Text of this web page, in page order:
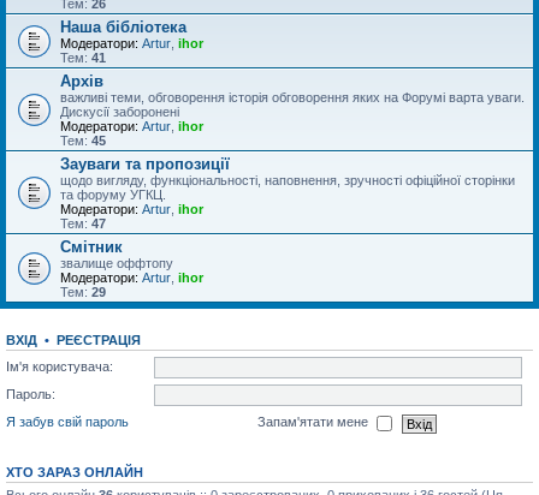
Тем: 26
Наша бібліотека
Модератори: Artur ihor
Тем: 41
Архів
важливі теми, обговорення історія обговорення яких на Форумі варта уваги.
Дискусії заборонені
Модератори: Artur ihor
Тем: 45
Зауваги та пропозиції
щодо вигляду, функціональності, наповнення, зручності офіційної сторінки
та форуму УГКЦ.
Модератори: Artur ihor
Тем: 47
Смітник
звалище оффтопу
Модератори: Artur ihor
Тем: 29
ВХІД • РЕЄСТРАЦІЯ
Ім'я користувача:
Пароль:
Я забув свій пароль
Запам'ятати мене
ХТО ЗАРАЗ ОНЛАЙН